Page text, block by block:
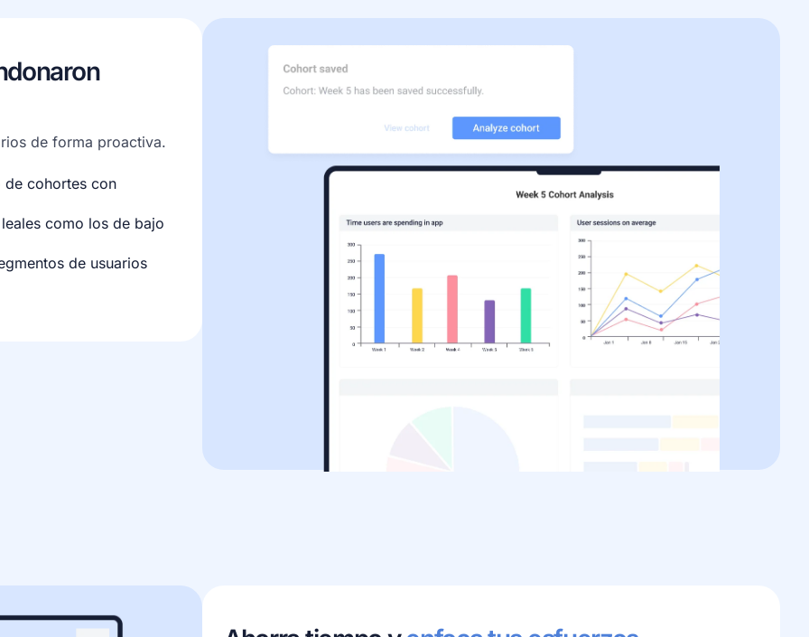
de forma proactiva.
de cohortes con
como los de bajo
de usuarios